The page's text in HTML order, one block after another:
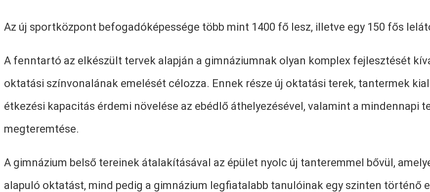
Az új sportközpont befogadóképessége több mint 1400 fő lesz, illetve egy 150 fős
A fenntartó az elkészült tervek alapján a gimnáziumnak olyan komplex fejlesztését
oktatási színvonalának emelését célozza. Ennek része új oktatási terek, tantermek
étkezési kapacitás érdemi növelése az ebédlő áthelyezésével, valamint a mindennapi
megteremtése.
A gimnázium belső tereinek átalakításával az épület nyolc új tanteremmel bővül,
alapuló oktatást, mind pedig a gimnázium legfiatalabb tanulóinak egy szinten történő